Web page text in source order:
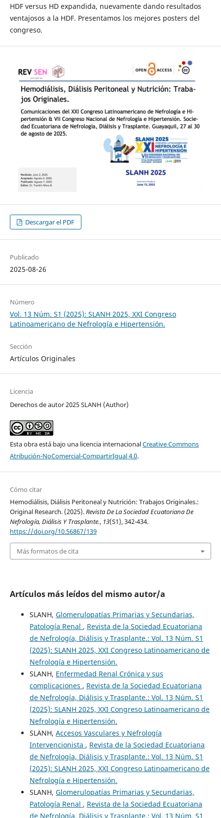
HDF versus HD expandida, nuevamente dando resultados
ventajosos a la HDF. Presentamos los mejores posters del
congreso.
Descargar el PDF
Publicado
2025-08-26
Número
Vol. 13 Núm. S1 (2025): SLANH 2025, XXI Congreso
Latinoamericano de Nefrología e Hipertensión.
Sección
Artículos Originales
Licencia
Derechos de autor 2025 SLANH (Author)
Esta obra está bajo una licencia internacionalCreative Commons
Atribución-NoComercial-CompartirIgual 4.0.
Cómo citar
Hemodiálisis, Diálisis Peritoneal y Nutrición: Trabajos Originales.:
Original Research. (2025).Revista De La Sociedad Ecuatoriana De
Nefrología, Diálisis Y Trasplante., 13(S1), 342-434.
https://doi.org/10.56867/139
Más formatos de cita
Artículos más leídos del mismo autor/a
SLANH, Glomerulopatías Primarias y Secundarias,
Patología Renal , Revista de la Sociedad Ecuatoriana
de Nefrología, Diálisis y Trasplante.: Vol. 13 Núm. S1
(2025): SLANH 2025, XXI Congreso Latinoamericano de
Nefrología e Hipertensión.
SLANH, Enfermedad Renal Crónica y sus
complicaciones , Revista de la Sociedad Ecuatoriana
de Nefrología, Diálisis y Trasplante.: Vol. 13 Núm. S1
(2025): SLANH 2025, XXI Congreso Latinoamericano de
Nefrología e Hipertensión.
SLANH, Accesos Vasculares y Nefrología
Intervencionista , Revista de la Sociedad Ecuatoriana
de Nefrología, Diálisis y Trasplante.: Vol. 13 Núm. S1
(2025): SLANH 2025, XXI Congreso Latinoamericano de
Nefrología e Hipertensión.
SLANH, Glomerulopatías Primarias y Secundarias,
Patología Renal , Revista de la Sociedad Ecuatoriana
de Nefrología, Diálisis y Trasplante.: Vol. 13 Núm. S1